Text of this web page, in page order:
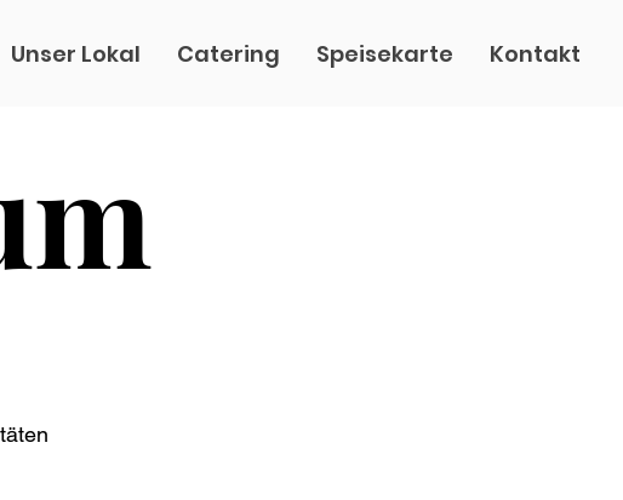
Unser Lokal Catering Speisekarte Kontakt